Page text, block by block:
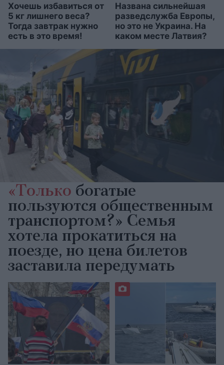
Хочешь избавиться от
5 кг лишнего веса?
Тогда завтрак нужно
есть в это время!
Названа сильнейшая
разведслужба Европы,
но это не Украина. На
каком месте Латвия?
«Только богатые
пользуются общественным
транспортом?» Семья
хотела прокатиться на
поезде, но цена билетов
заставила передумать